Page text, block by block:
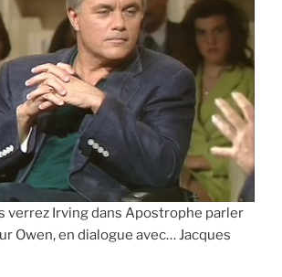
verrez Irving dans Apostrophe parler
Owen, en dialogue avec… Jacques